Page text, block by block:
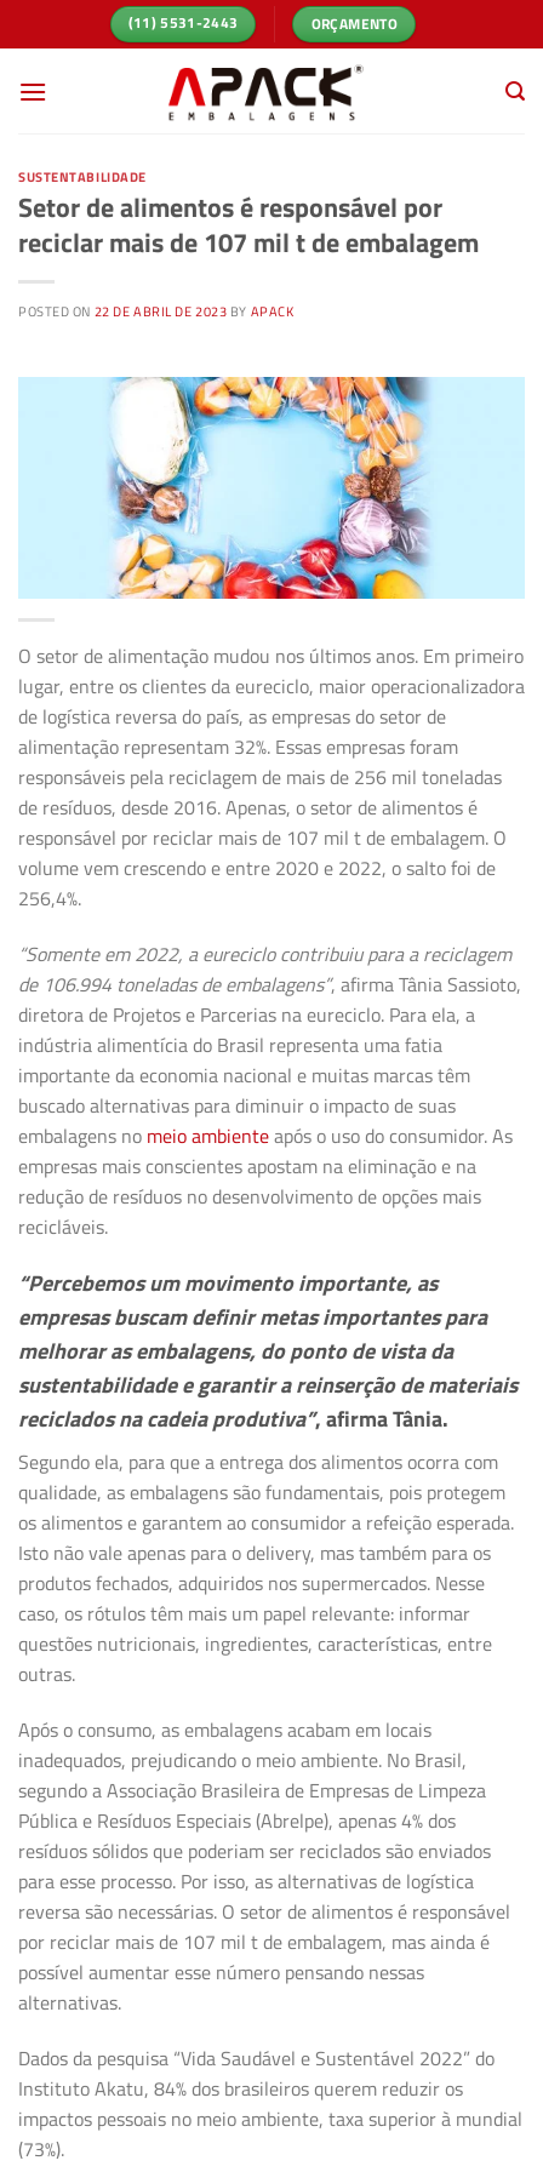
to
(11) 5531-2443 ORÇAMENTO
SUSTENTABILIDADE
Setor de alimentos é responsável por
reciclar mais de 107 mil t de embalagem
POSTED ON 22 DE ABRIL DE 2023 BY APACK
O setor de alimentação mudou nos últimos anos. Em primeiro
lugar, entre os clientes da eureciclo, maior operacionalizadora
de logística reversa do país, as empresas do setor de
alimentação representam 32%. Essas empresas foram
responsáveis pela reciclagem de mais de 256 mil toneladas
de resíduos, desde 2016. Apenas, o setor de alimentos é
responsável por reciclar mais de 107 mil t de embalagem. O
volume vem crescendo e entre 2020 e 2022, o salto foi de
256,4%.
“Somente em 2022, a eureciclo contribuiu para a reciclagem
de 106.994 toneladas de embalagens”, afirma Tânia Sassioto,
diretora de Projetos e Parcerias na eureciclo. Para ela, a
indústria alimentícia do Brasil representa uma fatia
importante da economia nacional e muitas marcas têm
buscado alternativas para diminuir o impacto de suas
embalagens no meio ambienteapós o uso do consumidor. As
empresas mais conscientes apostam na eliminação e na
redução de resíduos no desenvolvimento de opções mais
recicláveis.
“Percebemos um movimento importante, as
empresas buscam definir metas importantes para
melhorar as embalagens, do ponto de vista da
sustentabilidade e garantir a reinserção de materiais
reciclados na cadeia produtiva”, afirma Tânia.
Segundo ela, para que a entrega dos alimentos ocorra com
qualidade, as embalagens são fundamentais, pois protegem
os alimentos e garantem ao consumidor a refeição esperada.
Isto não vale apenas para o delivery, mas também para os
produtos fechados, adquiridos nos supermercados. Nesse
caso, os rótulos têm mais um papel relevante: informar
questões nutricionais, ingredientes, características, entre
outras.
Após o consumo, as embalagens acabam em locais
inadequados, prejudicando o meio ambiente. No Brasil,
segundo a Associação Brasileira de Empresas de Limpeza
Pública e Resíduos Especiais (Abrelpe), apenas 4% dos
resíduos sólidos que poderiam ser reciclados são enviados
para esse processo. Por isso, as alternativas de logística
reversa são necessárias. O setor de alimentos é responsável
por reciclar mais de 107 mil t de embalagem, mas ainda é
possível aumentar esse número pensando nessas
alternativas.
Dados da pesquisa “Vida Saudável e Sustentável 2022” do
Instituto Akatu, 84% dos brasileiros querem reduzir os
impactos pessoais no meio ambiente, taxa superior à mundial
(73%).